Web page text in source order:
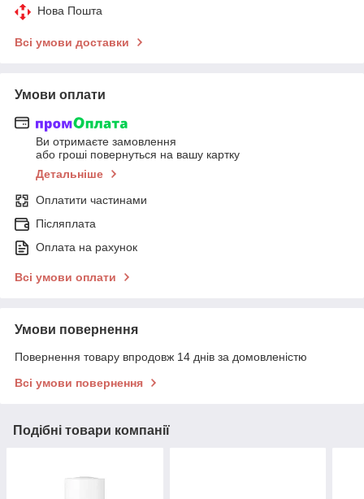
Нова Пошта
Всі умови доставки
Умови оплати
Ви отримаєте замовлення
або гроші повернуться на вашу картку
Детальніше
Оплатити частинами
Післяплата
Оплата на рахунок
Всі умови оплати
Умови повернення
Повернення товару впродовж 14 днів за домовленістю
Всі умови повернення
Подібні товари компанії